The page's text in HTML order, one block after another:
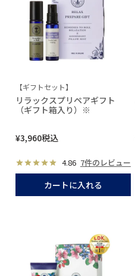
【ギフトセット】
リラックスプリペアギフト
（ギフト箱入り）※
¥3,960税込
4.86 7件のレビュー
カートに入れる